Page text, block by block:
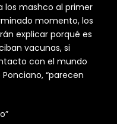
los mashco al primer
momento, los
explicar porqué es
vacunas, si
con el mundo
“parecen